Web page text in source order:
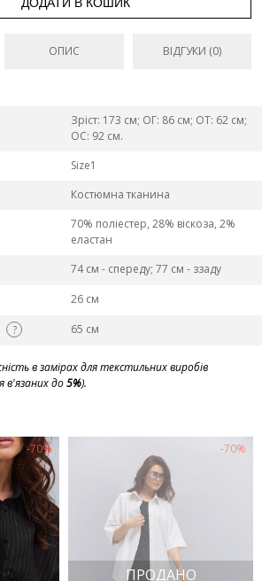
ДОДАТИ В КОШИК
ОПИС ВІДГУКИ (0)
Зріст: 173 см; ОГ: 86 см; ОТ: 62 см;
ОС: 92 см.
Size1
Костюмна тканина
70% поліестер, 28% віскоза, 2%
еластан
74 см - спереду; 77 см - ззаду
26 см
? 65 см
в замірах для текстильних виробів
в'язаних до5%).
-70% -70%
ПРОДАНО